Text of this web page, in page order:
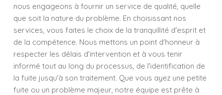
nous engageons à fournir un service de qualité, quelle
que soit la nature du problème. En choisissant nos
services, vous faites le choix de la tranquillité d'esprit et
de la compétence. Nous mettons un point d'honneur à
respecter les délais d'intervention et à vous tenir
informé tout au long du processus, de l'identification de
la fuite jusqu'à son traitement. Que vous ayez une petite
fuite ou un problème majeur, notre équipe est prête à